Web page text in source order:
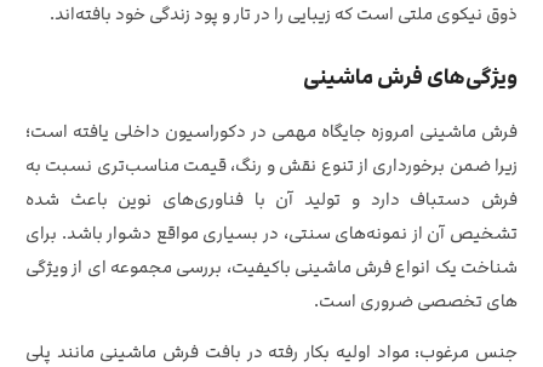
ذوق نیکوی ملتی است که زیبایی را در تار و پود زندگی خود بافته‌اند.
ویژگی‌های فرش ماشینی
فرش ماشینی امروزه جایگاه مهمی در دکوراسیون داخلی یافته‌ است؛
زیرا ضمن برخورداری از تنوع نقش و رنگ، قیمت مناسب‌تری نسبت به
فرش دستباف دارد و تولید آن با فناوری‌های نوین باعث شده
تشخیص آن از نمونه‌های سنتی، در بسیاری مواقع دشوار باشد. برای
شناخت یک انواع فرش ماشینی باکیفیت، بررسی مجموعه‌ ای از ویژگی‌
های تخصصی ضروری است.
جنس مرغوب: مواد اولیه بکار رفته در بافت فرش ماشینی مانند پلی‌